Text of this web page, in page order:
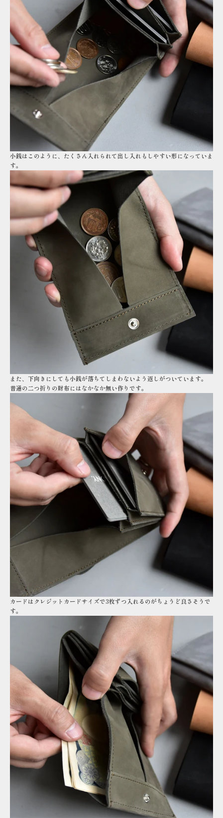
小銭はこのように、たくさん入れられて出し入れもしやすい形になっていま
す。
また、下向きにしても小銭が落ちてしまわないよう返しがついています。
普通の二つ折りの財布にはなかなか無い作りです。
カードはクレジットカードサイズで3枚ずつ入れるのがちょうど良さそうで
す。